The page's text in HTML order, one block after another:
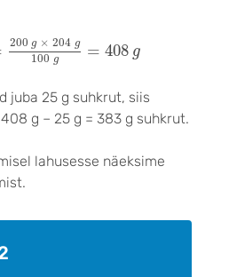
200 g × 204 g
100 g = 408 g
200g× 204 g
juba 25 g suhkrut, siis
g – 25 g = 383 g suhkrut.
lahusesse näeksime